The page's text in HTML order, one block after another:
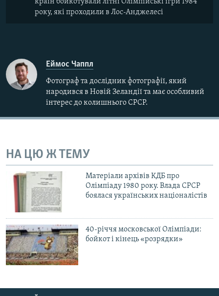
країн бойкотували літні Олімпійські ігри 1984
року, які проходили в Лос-Анджелесі
Еймос Чаппл
Фотограф та дослідник фотографії, який
народився в Новій Зеландії та має особливий
інтерес до колишнього СРСР.
НА ЦЮ Ж ТЕМУ
Матеріали архівів КДБ про
Олімпіаду 1980 року. Влада СРСР
боялася українських націоналістів
40-річчя московської Олімпіади:
бойкот і кінець «розрядки»